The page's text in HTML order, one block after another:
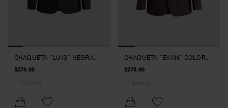
CHAQUETA "LUIS" NEGRA
REGULAR FIT EN VISCOSA
$270.00
+
Colores
CHAQUETA "EVAN" COLOR
VINO RELAXED FIT EN
$270.00
+
Colores